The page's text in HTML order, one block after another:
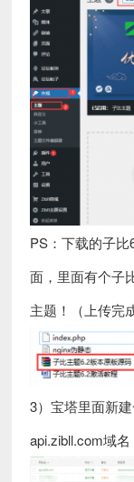
PS：下载的子
面，里面有个子
主题！（上传完
3）宝塔里面新
api.zibll.com域名